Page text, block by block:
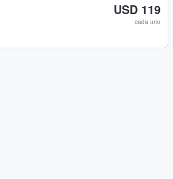
USD 119
cada uno